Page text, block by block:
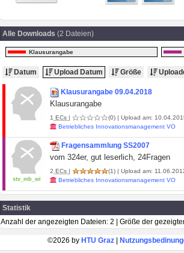
Alle Downloads (2 Dateien)
Klausurangabe
Datum Upload Datum Größe
Klausurangabe 09.04.2018
Klausurangabe
1 ECs | (0) | Upload am:
Betriebliches Innovationsmanagement VO
stv_mb_wi
Fragensammlung SS2007
vom 324er, gut leserlich, 24Fragen
2 ECs | (1) | Upload am:
Betriebliches Innovationsmanagement VO
Statistik
Anzahl der angezeigten Dateien: 2 | Größe der
©2026 by HTU Graz|